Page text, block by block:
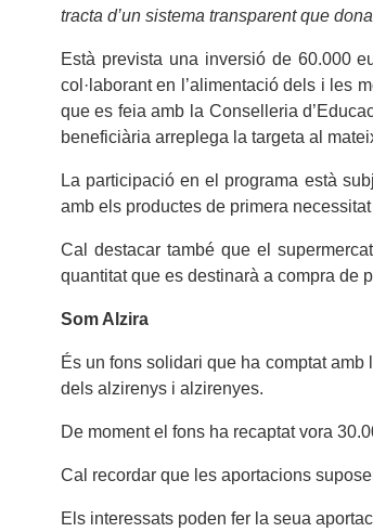
tracta d’un sistema transparent que
Està prevista una inversió de 60.000
col·laborant en l’alimentació dels i les
que es feia amb la Conselleria
beneficiària arreplega la targeta al
La participació en el programa està
amb els productes de primera
Cal destacar també que el
quantitat que es destinarà a compra de
Som Alzira
És un fons solidari que ha comptat
dels alzirenys i alzirenyes.
De moment el fons ha recaptat vora
Cal recordar que les aportacions
Els interessats poden fer la seua